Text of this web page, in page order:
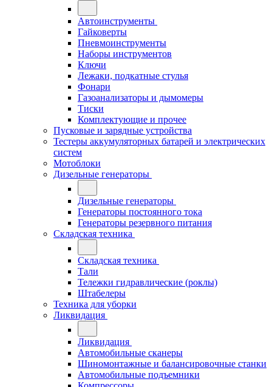
Автоинструменты
Гайковерты
Пневмоинструменты
Наборы инструментов
Ключи
Лежаки, подкатные стулья
Фонари
Газоанализаторы и дымомеры
Тиски
Комплектующие и прочее
Пусковые и зарядные устройства
Тестеры аккумуляторных батарей и электрических
систем
Мотоблоки
Дизельные генераторы
Дизельные генераторы
Генераторы постоянного тока
Генераторы резервного питания
Складская техника
Складская техника
Тали
Тележки гидравлические (роклы)
Штабелеры
Техника для уборки
Ликвидация
Ликвидация
Автомобильные сканеры
Шиномонтажные и балансировочные станки
Автомобильные подъемники